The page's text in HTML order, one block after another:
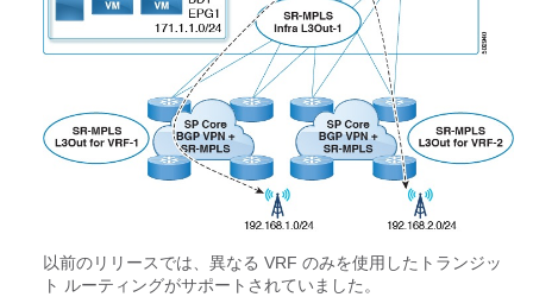
以前のリリースでは、異なる VRF のみを使用したトランジッ
ト ルーティングがサポートされていました。